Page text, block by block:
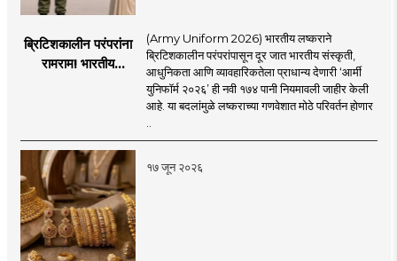
ब्रिटिशकालीन परंपरांना
रामराम! भारतीय
(Army Uniform 2026) भारतीय लष्कराने
ब्रिटिशकालीन परंपरांपासून दूर जात भारतीय संस्कृती,
आधुनिकता आणि व्यावहारिकतेला प्राधान्य देणारी ‘आर्मी
युनिफॉर्म २०२६’ ही नवी १७४ पानी नियमावली जाहीर केली
आहे. या बदलांमुळे लष्कराच्या गणवेशात मोठे परिवर्तन होणार
१७ जून २०२६